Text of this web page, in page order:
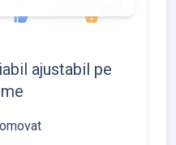
thumb_up shopping_basket
ajustabil pe